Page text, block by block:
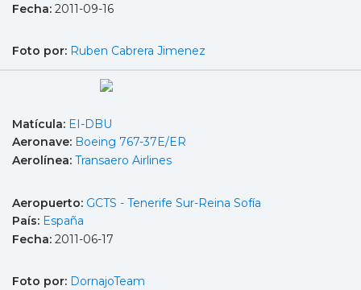
Fecha: 2011-09-16
Foto por: Ruben Cabrera Jimenez
Matícula: EI-DBU
Aeronave: Boeing 767-37E/ER
Aerolínea: Transaero Airlines
Aeropuerto: GCTS - Tenerife Sur-Reina Sofía
País: España
Fecha: 2011-06-17
Foto por: DornajoTeam